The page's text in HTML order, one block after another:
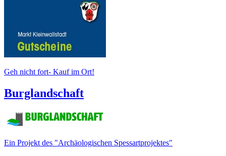
Geh nicht fort- Kauf im Ort!
Burglandschaft
Ein Projekt des "Archäologischen Spessartprojektes"